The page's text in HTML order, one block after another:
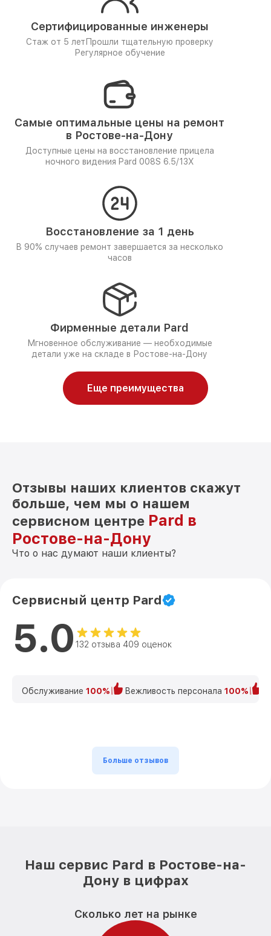
Сертифицированные инженеры
Стаж от 5 лет Прошли тщательную проверку
Регулярное обучение
Самые оптимальные цены на ремонт
в Ростове-на-Дону
Доступные цены на восстановление прицела
ночного видения Pard 008S 6.5/13X
Восстановление за 1 день
В 90% случаев ремонт завершается за несколько
часов
Фирменные детали Pard
Мгновенное обслуживание — необходимые
детали уже на складе в Ростове-на-Дону
Еще преимущества
Отзывы наших клиентов скажут
больше, чем мы о нашем
сервисном центре Pard в
Ростове-на-Дону
Что о нас думают наши клиенты?
Сервисный центр Pard
5.0 132 отзыва 409 оценок
Обслуживание 100% Вежливость персонала 100%
Больше отзывов
Наш сервис Pard в Ростове-на-
Дону в цифрах
Сколько лет на рынке